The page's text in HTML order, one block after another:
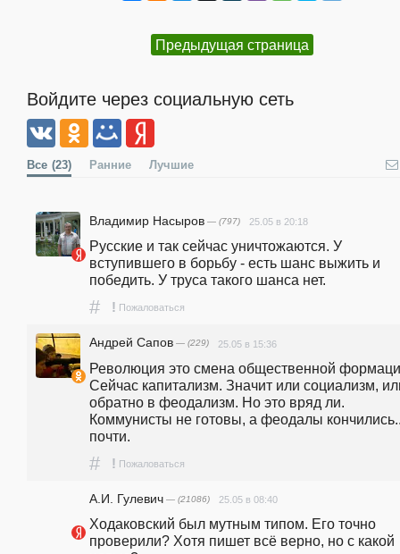
Предыдущая страница
Войдите через социальную сеть
Все (23) Ранние Лучшие
Владимир Насыров — (797) 25.05 в 20:18
Русские и так сейчас уничтожаются. У
вступившего в борьбу - есть шанс выжить и
победить. У труса такого шанса нет.
# ! Пожаловаться
Андрей Сапов — (229) 25.05 в 15:36
Революция это смена общественной
Сейчас капитализм. Значит или социализм,
обратно в феодализм. Но это вряд ли.
Коммунисты не готовы, а феодалы
почти.
# ! Пожаловаться
А.И. Гулевич — (21086) 25.05 в 08:40
Ходаковский был мутным типом. Его точно
проверили? Хотя пишет всё верно, но с какой